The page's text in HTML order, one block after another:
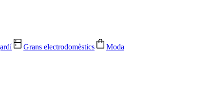
Grans electrodomèstics Moda